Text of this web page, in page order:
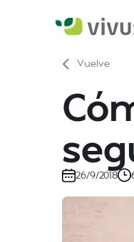
Vuelve
26/9/2018